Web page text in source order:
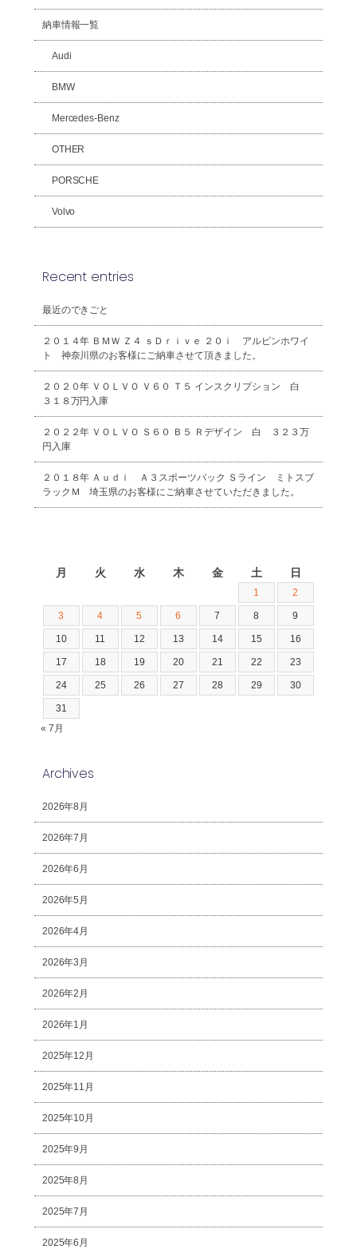
納車情報一覧
Audi
BMW
Mercedes-Benz
OTHER
PORSCHE
Volvo
Recent entries
最近のできごと
２０１４年 ＢＭＷ Ｚ４ ｓＤｒｉｖｅ ２０ｉ アルピンホワイ
ト 神奈川県のお客様にご納車させて頂きました。
２０２０年 ＶＯＬＶＯ Ｖ６０ Ｔ５ インスクリプション 白
３１８万円入庫
２０２２年 ＶＯＬＶＯ Ｓ６０ Ｂ５ Ｒデザイン 白 ３２３万
円入庫
２０１８年 Ａｕｄｉ Ａ３スポーツバック Ｓライン ミトスブ
ラックＭ 埼玉県のお客様にご納車させていただきました。
月 火 水 木 金 土 日
1 2
3 4 5 6 7 8 9
10 11 12 13 14 15 16
17 18 19 20 21 22 23
24 25 26 27 28 29 30
31
« 7月
Archives
2026年8月
2026年7月
2026年6月
2026年5月
2026年4月
2026年3月
2026年2月
2026年1月
2025年12月
2025年11月
2025年10月
2025年9月
2025年8月
2025年7月
2025年6月